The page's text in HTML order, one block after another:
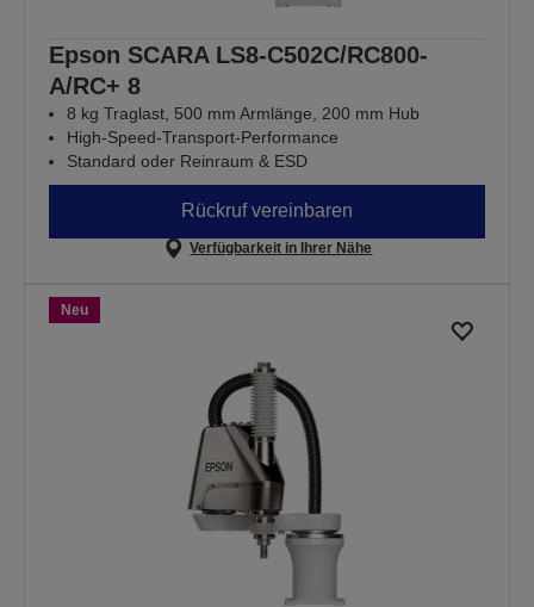
Epson SCARA LS8-C502C/RC800-
A/RC+ 8
8 kg Traglast, 500 mm Armlänge, 200 mm Hub
High-Speed-Transport-Performance
Standard oder Reinraum & ESD
Rückruf vereinbaren
Verfügbarkeit in Ihrer Nähe
Neu